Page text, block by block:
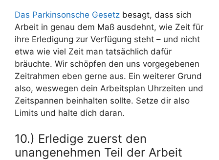
Das Parkinsonsche Gesetz besagt, dass sich
Arbeit in genau dem Maß ausdehnt, wie Zeit für
ihre Erledigung zur Verfügung steht – und nicht
etwa wie viel Zeit man tatsächlich dafür
bräuchte. Wir schöpfen den uns vorgegebenen
Zeitrahmen eben gerne aus. Ein weiterer Grund
also, weswegen dein Arbeitsplan Uhrzeiten und
Zeitspannen beinhalten sollte. Setze dir also
Limits und halte dich daran.
10.) Erledige zuerst den
unangenehmen Teil der Arbeit